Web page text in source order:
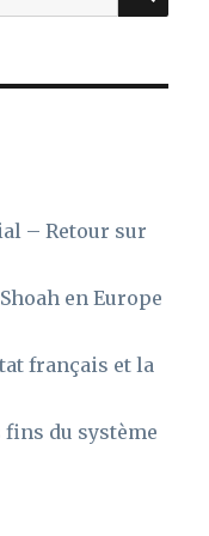
– Retour sur
en Europe
français et la
fins du système